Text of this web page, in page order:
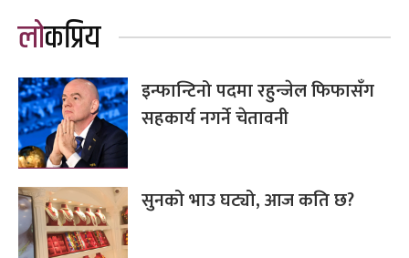
लोकप्रिय
इन्फान्टिनो पदमा रहुन्जेल फिफासँग
सहकार्य नगर्ने चेतावनी
सुनको भाउ घट्यो, आज कति छ?